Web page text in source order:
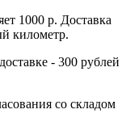
1000 р. Доставка
километр.
- 300 рублей
со складом